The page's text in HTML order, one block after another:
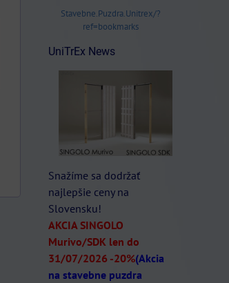
Stavebne.Puzdra.Unitrex/?
ref=bookmarks
UniTrEx News
Snažíme sa dodržať
najlepšie ceny na
Slovensku!
AKCIA SINGOLO
Murivo/SDK len do
31/07/2026 -20%(Akcia
na stavebne puzdra